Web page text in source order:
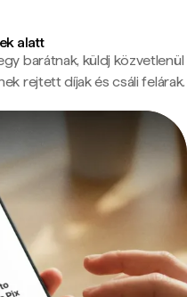
alatt
barátnak, küldj közvetlenül
rejtett díjak és csáli felárak.